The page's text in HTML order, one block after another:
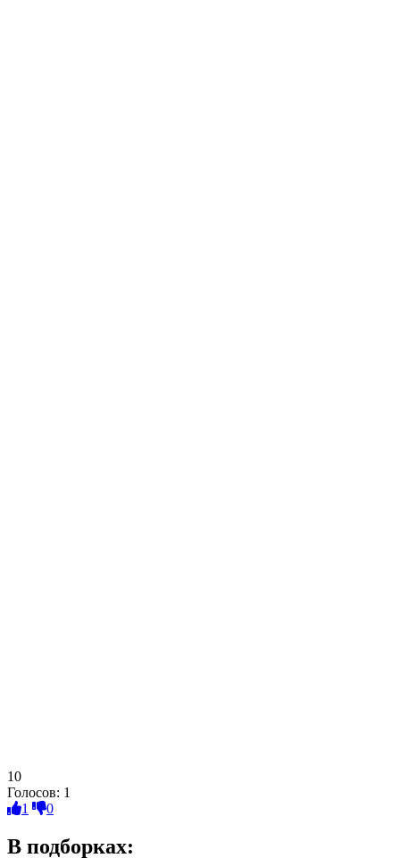
10
Голосов: 1
1
0
В подборках: